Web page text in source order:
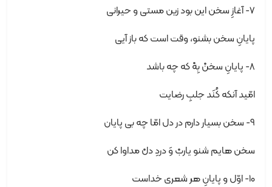
7- آغازِ سخن این بود زین مستی و حیرانی
پایانِ سخن بشنو، وقت است که باز آیی
8- پایانِ سخنْ بِهْ که چه باشد
امّید آنکه کُنَد جلبِ رضایت
9- سخن بسیار دارم در دل امّا چه بی پایان
سخن هایم شنو یاربْ وَ دردِ دلْ مداوا کن
10- اوّل و پایانِ هر شعری خداست